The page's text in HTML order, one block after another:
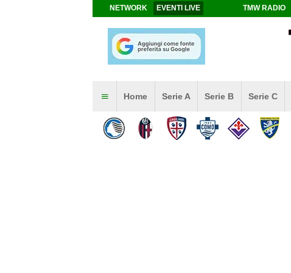
NETWORK EVENTI LIVE TMW RADIO
Home Serie A Serie B Serie C